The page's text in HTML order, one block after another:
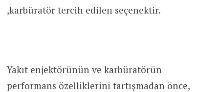
,karbüratör tercih edilen seçenektir.
Yakıt enjektörünün ve karbüratörün
performans özelliklerini tartışmadan önce,